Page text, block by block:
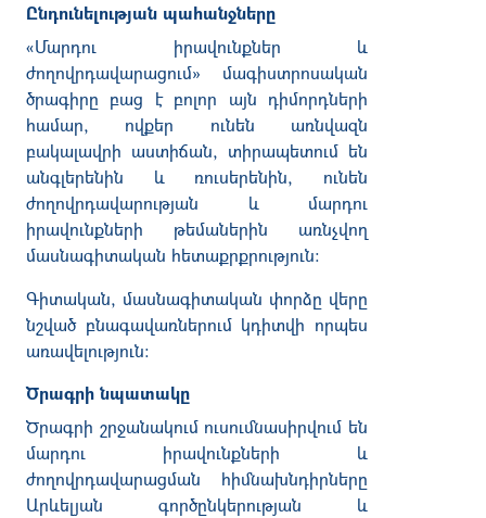
Ընդունելության պահանջները
«Մարդու իրավունքներ
և
ժողովրդավարացում» մագիստրոսական
ծրագիրը բաց է բոլոր այն դիմորդների
համար, ովքեր ունեն
առնվազն
բակալավրի աստիճան, տիրապետում են
անգլերենին
և ռուսերենին,
ունեն
ժողովրդավարության
և
մարդու
իրավունքների
թեմաներին
առնչվող
մասնագիտական հետաքրքրություն։
Գիտական, մասնագիտական փորձը վերը
նշված բնագավառներում կդիտվի որպես
առավելություն։
Ծրագրի նպատակը
Ծրագրի շրջանակում ուսումնասիրվում են
մարդու
իրավունքների
և
ժողովրդավարացման
հիմնախնդիրները
Արևելյան
գործընկերության
և